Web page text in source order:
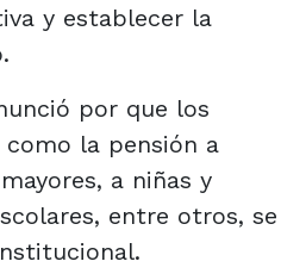
y establecer la
por que los
como la pensión a
a niñas y
entre otros, se